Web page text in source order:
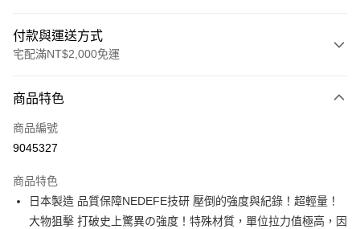
付款與運送方式
宅配滿NT$2,000免運
信用卡一次付款
信用卡分期付款
合作金庫商業銀行
華南商業銀行
彰化商業銀行
上海商業儲蓄銀行
台北富邦商業銀行
Apple Pay
街口支付
商品特色
商品編號
9045327
商品特色
日本製造 品質保障NEDEFE技研 壓倒的強度與紀錄！超輕量！
大物狙擊 打破史上驚異の強度！特殊材質，單位拉力值極高，因